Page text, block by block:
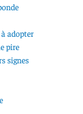
adopter
pire
signes